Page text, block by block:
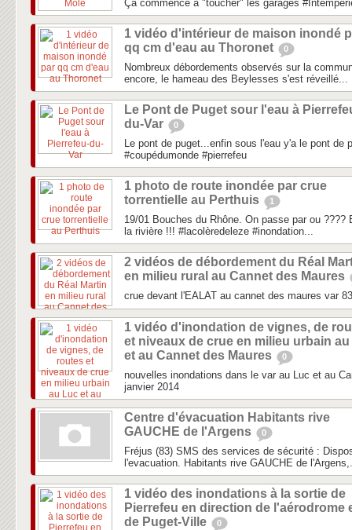
Ça commence a "toucher" les garages
1 vidéo d'intérieur de maison inondé
qq cm d'eau au Thoronet
0
Nombreux débordements observés sur la
encore, le hameau des Beylesses s'est réveillé...
Le Pont de Puget sour l'eau à
du-Var
0
Le pont de puget...enfin sous l'eau y'a le pont de
#coupédumonde #pierrefeu
1 photo de route inondée par crue
torrentielle au Perthuis
1
19/01 Bouches du Rhône. On passe par ou ????
la rivière !!! #lacolèredeleze #inondation...
2 vidéos de débordement du Réal
en milieu rural au Cannet des Maures
crue devant l'EALAT au cannet des maures var 83
1 vidéo d'inondation de vignes, de
et niveaux de crue en milieu urbain
et au Cannet des Maures
0
nouvelles inondations dans le var au Luc et au
janvier 2014
Centre d'évacuation Habitants rive
GAUCHE de l'Argens
0
Fréjus (83) SMS des services de sécurité :
l'evacuation. Habitants rive GAUCHE de
1 vidéo des inondations à la sortie de
Pierrefeu en direction de l'aérodrome
de Puget-Ville
0